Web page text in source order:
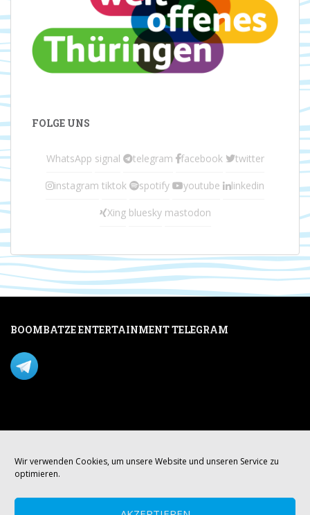
Wir verwenden Cookies, um unsere Website und unseren Service zu
optimieren.
FOLGE UNS
WhatsApp signal telegram facebook twitter
instagram tiktok spotify youtube linkedin
Xing bluesky mastodon
BOOMBATZE ENTERTAINMENT TELEGRAM